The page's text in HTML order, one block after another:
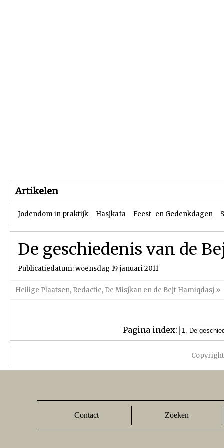
Artikelen
Jodendom in praktijk Hasjkafa Feest- en Gedenkdagen
De geschiedenis van de
Publicatiedatum: woensdag 19 januari 2011
Heilige Plaatsen, Redactie, De Misjkan en de Bejt Hamiqdasj »
Pagina index:
Contact Zoeken